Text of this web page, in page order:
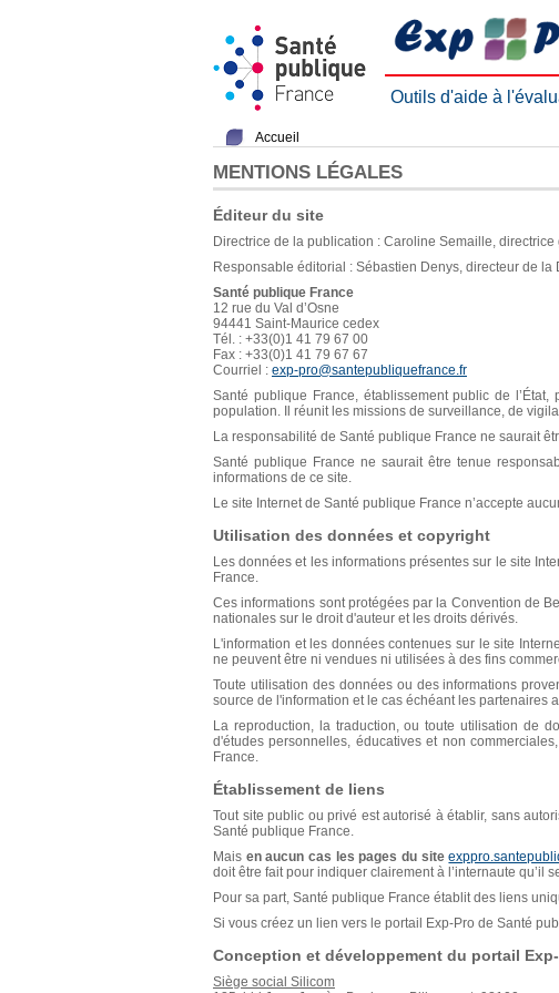
Outils d'aide à
Accueil
MENTIONS LÉGALES
Éditeur du site
Directrice de la publication : Caroline Semaille,
Responsable éditorial : Sébastien Denys, directeur de la
Santé publique France
12 rue du Val d’Osne
94441 Saint-Maurice cedex
Tél. : +33(0)1 41 79 67 00
Fax : +33(0)1 41 79 67 67
Courriel : exp-pro@santepubliquefrance.fr
Santé publique France, établissement public de
population. Il réunit les missions de surveillance, de
La responsabilité de Santé publique France ne saurait
Santé publique France ne saurait être tenue
informations de ce site.
Le site Internet de Santé publique France n’accepte
Utilisation des données et copyright
Les données et les informations présentes sur le site
France.
Ces informations sont protégées par la Convention de
nationales sur le droit d'auteur et les droits dérivés.
L'information et les données contenues sur le site
ne peuvent être ni vendues ni utilisées à des fins
Toute utilisation des données ou des informations
source de l'information et le cas échéant les partenaires
La reproduction, la traduction, ou toute utilisation de
d'études personnelles, éducatives et non
France.
Établissement de liens
Tout site public ou privé est autorisé à établir, sans
Santé publique France.
Mais en aucun cas les pages du site
doit être fait pour indiquer clairement à l’internaute qu’il
Pour sa part, Santé publique France établit des liens
Si vous créez un lien vers le portail Exp-Pro de Santé
Conception et développement du portail
Siège social Silicom